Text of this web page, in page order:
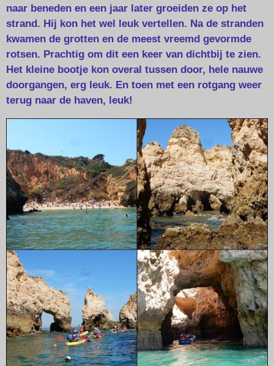
naar beneden en een jaar later groeiden ze op het
strand. Hij kon het wel leuk vertellen. Na de stranden
kwamen de grotten en de meest vreemd gevormde
rotsen. Prachtig om dit een keer van dichtbij te zien.
Het kleine bootje kon overal tussen door, hele nauwe
doorgangen, erg leuk. En toen met een rotgang weer
terug naar de haven, leuk!